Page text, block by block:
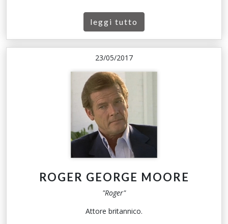
leggi tutto
23/05/2017
ROGER GEORGE MOORE
"Roger"
Attore britannico.